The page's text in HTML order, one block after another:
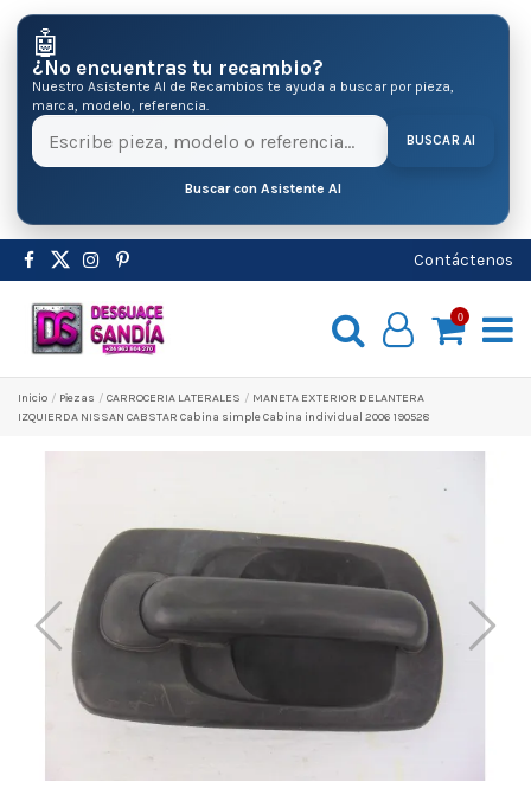
🤖
¿No encuentras tu recambio?
Nuestro Asistente AI de Recambios te ayuda a buscar por pieza,
marca, modelo, referencia.
BUSCAR AI
Buscar con Asistente AI
Contáctenos
0
Inicio Pіezas CARROCERIA LATERALES
MANETA EXTERIOR DELANTERA
IZQUIERDA NISSAN CABSTAR Cabina simple Cabina individual 2006 190528